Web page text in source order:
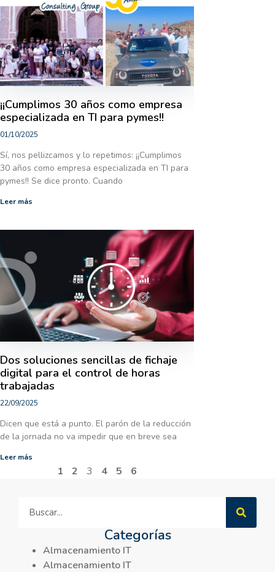
¡¡Cumplimos 30 años como empresa
especializada en TI para pymes!!
01/10/2025
Sí, nos pellizcamos y lo repetimos: ¡¡Cumplimos
30 años como empresa especializada en TI para
pymes!! Se dice pronto. Cuando
Leer más
Dos soluciones sencillas de fichaje
digital para el control de horas
trabajadas
22/09/2025
Dicen que está a punto. El parón de la reducción
de la jornada no va impedir que en breve sea
Leer más
1 2 3 4 5 6
Categorías
Almacenamiento IT
Almacenamiento IT